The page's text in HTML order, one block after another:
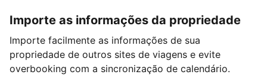
Importe as informações da propriedade
Importe facilmente as informações de sua
propriedade de outros sites de viagens e evite
overbooking com a sincronização de calendário.